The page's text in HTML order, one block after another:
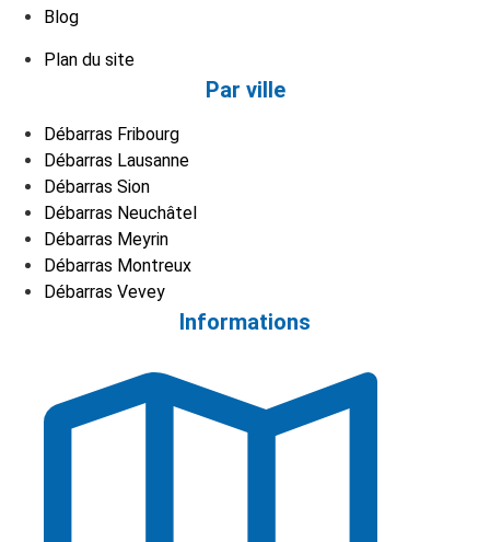
Blog
Plan du site
Par ville
Débarras Fribourg
Débarras Lausanne
Débarras Sion
Débarras Neuchâtel
Débarras Meyrin
Débarras Montreux
Débarras Vevey
Informations